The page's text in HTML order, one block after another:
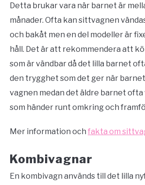
Detta brukar vara när barnet är
månader. Ofta kan sittvagnen
och bakåt men en del modeller är
håll. Det är att rekommendera att
som är vändbar då det lilla barnet
den trygghet som det ger när
vagnen medan det äldre barnet ofta
som händer runt omkring och
Mer information och fakta om
Kombivagnar
En kombivagn används till det lilla